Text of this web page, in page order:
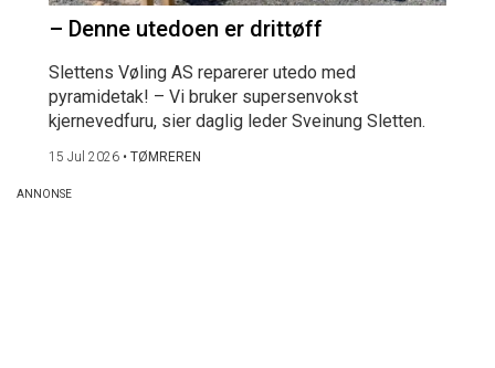
– Denne utedoen er drittøff
Slettens Vøling AS reparerer utedo med
pyramidetak! – Vi bruker supersenvokst
kjernevedfuru, sier daglig leder Sveinung Sletten.
15 Jul 2026 • TØMREREN